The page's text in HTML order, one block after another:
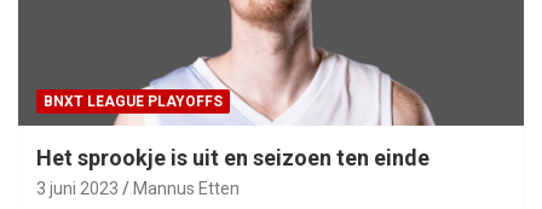
BNXT LEAGUE PLAYOFFS
Het sprookje is uit en seizoen ten einde
3 juni 2023 Mannus Etten